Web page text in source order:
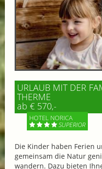
URLAUB MIT DER
THERME
ab € 570,-
HOTEL NORICA
SUPERIOR
Die Kinder haben Ferien
gemeinsam die Natur
wandern. Dazu bieten